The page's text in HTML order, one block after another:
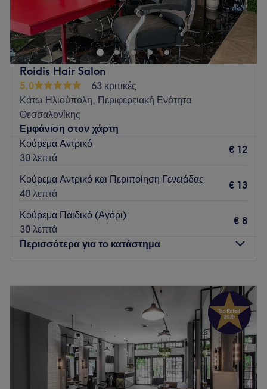
Το κατάστημα βρίσκεται εντός του ΑΒ Βασιλόπουλος
Πυλαίας
Go to venue
Roidis Hair Salon
5,0
63 κριτικές
Κάτω Ηλιούπολη, Περιφερειακή Ενότητα
Θεσσαλονίκης
Εμφάνιση στον χάρτη
Κούρεμα Αντρικό
30 λεπτά
€ 12
Κούρεμα Αντρικό και Περιποίηση Γενειάδας
40 λεπτά
€ 13
Κούρεμα Παιδικό (Αγόρι)
30 λεπτά
€ 8
Περισσότερα για το κατάστημα
10:00–21:00
10:00– 21:00
Πέμπτη
10:00 –21:00
Παρασκευή
10:00–21:00
09:30–16:30
Κυριακή
Κλειστό